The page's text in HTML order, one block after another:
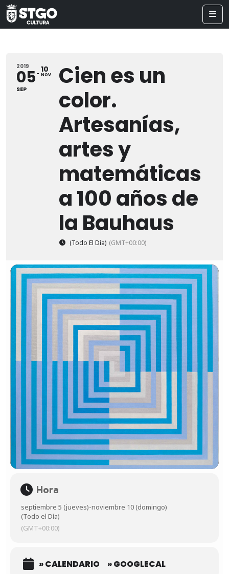
2019
05
SEP
10
NOV
Cien es un
color.
Artesanías,
artes y
matemáticas
a 100 años de
la Bauhaus
(Todo El Día) (GMT+00:00)
Hora
septiembre 5 (jueves)-noviembre 10 (domingo)
(Todo el Día)
(GMT+00:00)
» CALENDARIO » GOOGLECAL